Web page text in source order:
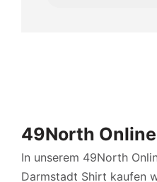
49North
In unserem 49North
Darmstadt Shirt kaufen